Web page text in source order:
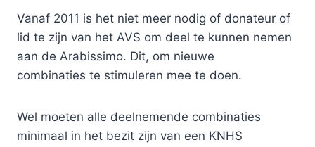
Vanaf 2011 is het niet meer nodig of donateur of
lid te zijn van het AVS om deel te kunnen nemen
aan de Arabissimo. Dit, om nieuwe
combinaties te stimuleren mee te doen.
Wel moeten alle deelnemende combinaties
minimaal in het bezit zijn van een KNHS